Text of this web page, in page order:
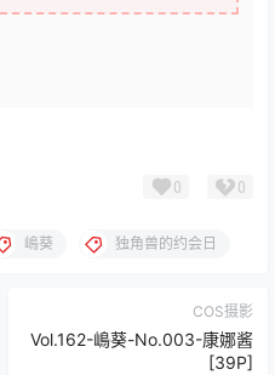
0 0
嶋葵 独角兽的约会日
COS摄影
Vol.162-嶋葵-No.003-康娜酱
[39P]